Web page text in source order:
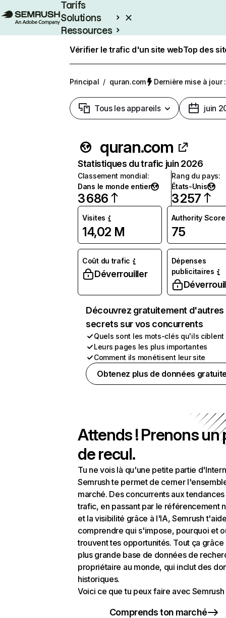
Tarifs
Solutions
Ressources
Vérifier le trafic d'un site webTop des
Principal / quran.com Dernière mise à jour
Tous les appareils juin
quran.com
Statistiques du trafic juin 2026
Classement mondial:
Dans le monde entier
3 686
Rang du pays:
États-Unis
3 257
Visites
14,02 M
Authority Score
75
Coût du trafic
Déverrouiller
Dépenses
publicitaires
Découvrez gratuitement d'autres
secrets sur vos concurrents
Quels sont les mots-clés qu'ils ciblent
Leurs pages les plus importantes
Comment ils monétisent leur site
Obtenez plus de données
Attends ! Prenons un
de recul.
Tu ne vois là qu'une petite partie
Semrush te permet de cerner
marché. Des concurrents aux
trafic, en passant par le référencement
et la visibilité grâce à l'IA, Semrush
comprendre qui s'impose, pourquoi et
trouvent tes opportunités. Tout ça grâce
plus grande base de données de
propriétaire au monde, qui inclut des
historiques.
Voici ce que tu peux faire avec Semrush
Comprends ton marché